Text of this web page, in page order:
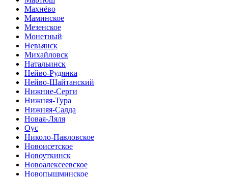
Махнёво
Маминское
Мезенское
Монетный
Невьянск
Михайловск
Натальинск
Нейво-Рудянка
Нейво-Шайтанский
Нижние-Серги
Нижняя-Тура
Нижняя-Салда
Новая-Ляля
Оус
Николо-Павловское
Новоисетское
Новоуткинск
Новоалексеевское
Новопышминское